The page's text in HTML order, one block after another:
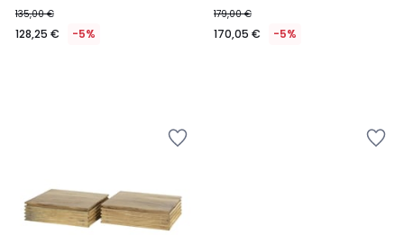
135,00 €
128,25 € -5%
179,00 €
170,05 € -5%